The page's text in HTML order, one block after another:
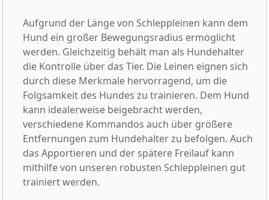
Aufgrund der Länge von Schleppleinen kann dem
Hund ein großer Bewegungsradius ermöglicht
werden. Gleichzeitig behält man als Hundehalter
die Kontrolle über das Tier. Die Leinen eignen sich
durch diese Merkmale hervorragend, um die
Folgsamkeit des Hundes zu trainieren. Dem Hund
kann idealerweise beigebracht werden,
verschiedene Kommandos auch über größere
Entfernungen zum Hundehalter zu befolgen. Auch
das Apportieren und der spätere Freilauf kann
mithilfe von unseren robusten Schleppleinen gut
trainiert werden.